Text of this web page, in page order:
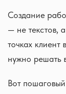
Создание
— не текстов,
точках клиент
нужно решать
Вот